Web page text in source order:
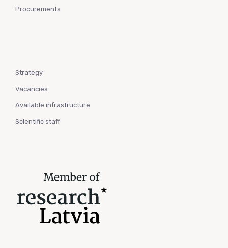
Procurements
Strategy
Vacancies
Available infrastructure
Scientific staff